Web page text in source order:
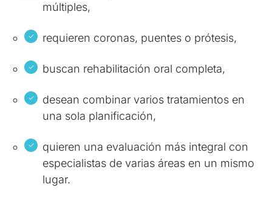
múltiples,
requieren coronas, puentes o prótesis,
buscan rehabilitación oral completa,
desean combinar varios tratamientos en
una sola planificación,
quieren una evaluación más integral con
especialistas de varias áreas en un mismo
lugar.